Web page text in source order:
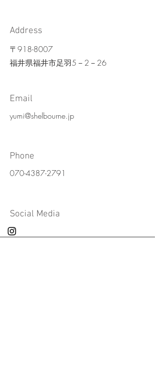
Address
〒918-8007
福井県福井市足羽5－2－26
Email
yumi@shelbourne.jp
Phone
​070-4387-2791
Social Media